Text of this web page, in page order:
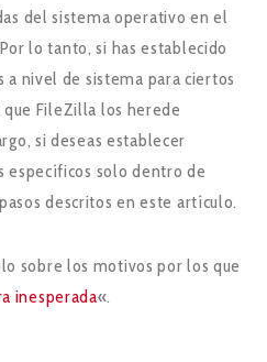
del sistema operativo en el
lo tanto, si has establecido
nivel de sistema para ciertos
FileZilla los herede
si deseas establecer
específicos solo dentro de
descritos en este artículo.
sobre los motivos por los que
inesperada«.